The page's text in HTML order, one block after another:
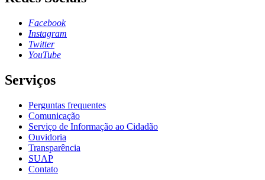
Facebook
Instagram
Twitter
YouTube
Serviços
Perguntas frequentes
Comunicação
Serviço de Informação ao Cidadão
Ouvidoria
Transparência
SUAP
Contato